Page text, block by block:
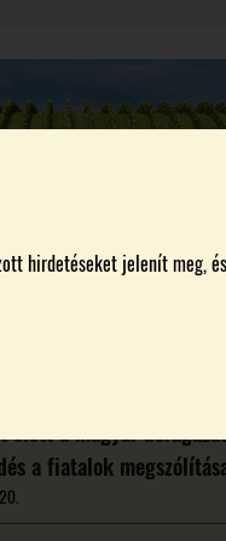
hirdetéseket jelenít meg,
előtt a magyar
a fiatalok